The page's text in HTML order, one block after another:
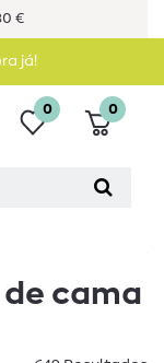
€
já!
0 0
cama